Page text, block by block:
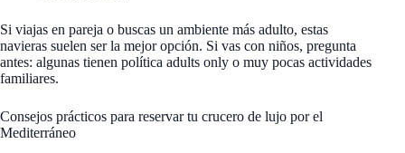
Si viajas en pareja o buscas un ambiente más adulto, estas
navieras suelen ser la mejor opción. Si vas con niños, pregunta
antes: algunas tienen política adults only o muy pocas actividades
familiares.
Consejos prácticos para reservar tu crucero de lujo por el
Mediterráneo